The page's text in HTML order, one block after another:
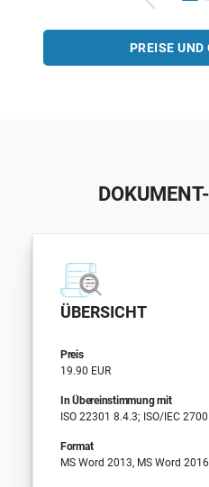
PREISE UND
ÜBERSICHT
Preis
19.90 EUR
In Übereinstimmung mit
ISO 22301 8.4.3; ISO/IEC
Format
MS Word 2013, MS Word